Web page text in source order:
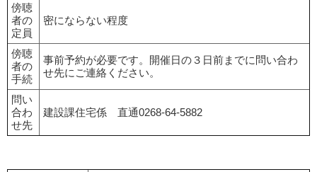
傍聴
者の
定員
密にならない程度
傍聴
者の
手続
事前予約が必要です。開催日の３日前までに問い合わ
せ先にご連絡ください。
問い
合わ
せ先
建設課住宅係 直通0268-64-5882